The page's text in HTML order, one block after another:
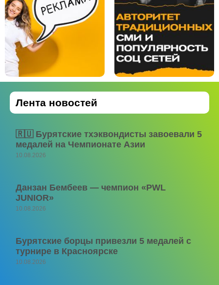
Лента новостей
🇷🇺 Бурятские тхэквондисты завоевали 5
медалей на Чемпионате Азии
10.08.2026
Данзан Бембеев — чемпион «PWL
JUNIOR»
10.08.2026
Бурятские борцы привезли 5 медалей с
турнире в Красноярске
10.08.2026